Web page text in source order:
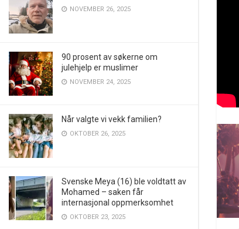
NOVEMBER 26, 2025
90 prosent av søkerne om
julehjelp er muslimer
NOVEMBER 24, 2025
Når valgte vi vekk familien?
OKTOBER 26, 2025
Svenske Meya (16) ble voldtatt av
Mohamed – saken får
internasjonal oppmerksomhet
OKTOBER 23, 2025